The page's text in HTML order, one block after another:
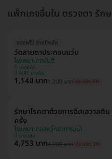
แพ็กเกจอื่นใน ตรวจตา รักษ
จองฟรี! จ่ายทีหลัง
วัดสายตาประกอบแว่น
โรงพยาบาลยันฮี
บางพลัด
MRT บางอ้อ
1,140 บาท1,200 บาท ประหยัด 5%
รักษาโรคตาด้วยการฉีดเอวาสติ
ครั้ง
โรงพยาบาลสหวิทยาการมะลิ
บางบอน
4,753 บาท4,900 บาท ประหยัด 3%